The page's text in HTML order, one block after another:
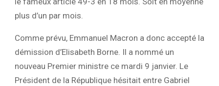
plus d’un par mois.
Comme prévu, Emmanuel Macron a donc accepté la
démission d’Elisabeth Borne. Il a nommé un
nouveau Premier ministre ce mardi 9 janvier. Le
Président de la République hésitait entre Gabriel